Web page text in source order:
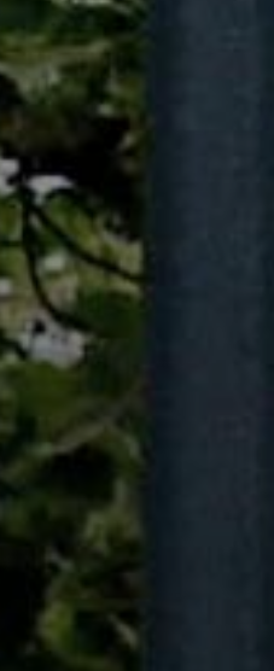
BEJELENTŐ
VÁROSHÁZA
ÖNKORMÁNYZAT
KÉPVISELŐ-
TESTÜLET
A